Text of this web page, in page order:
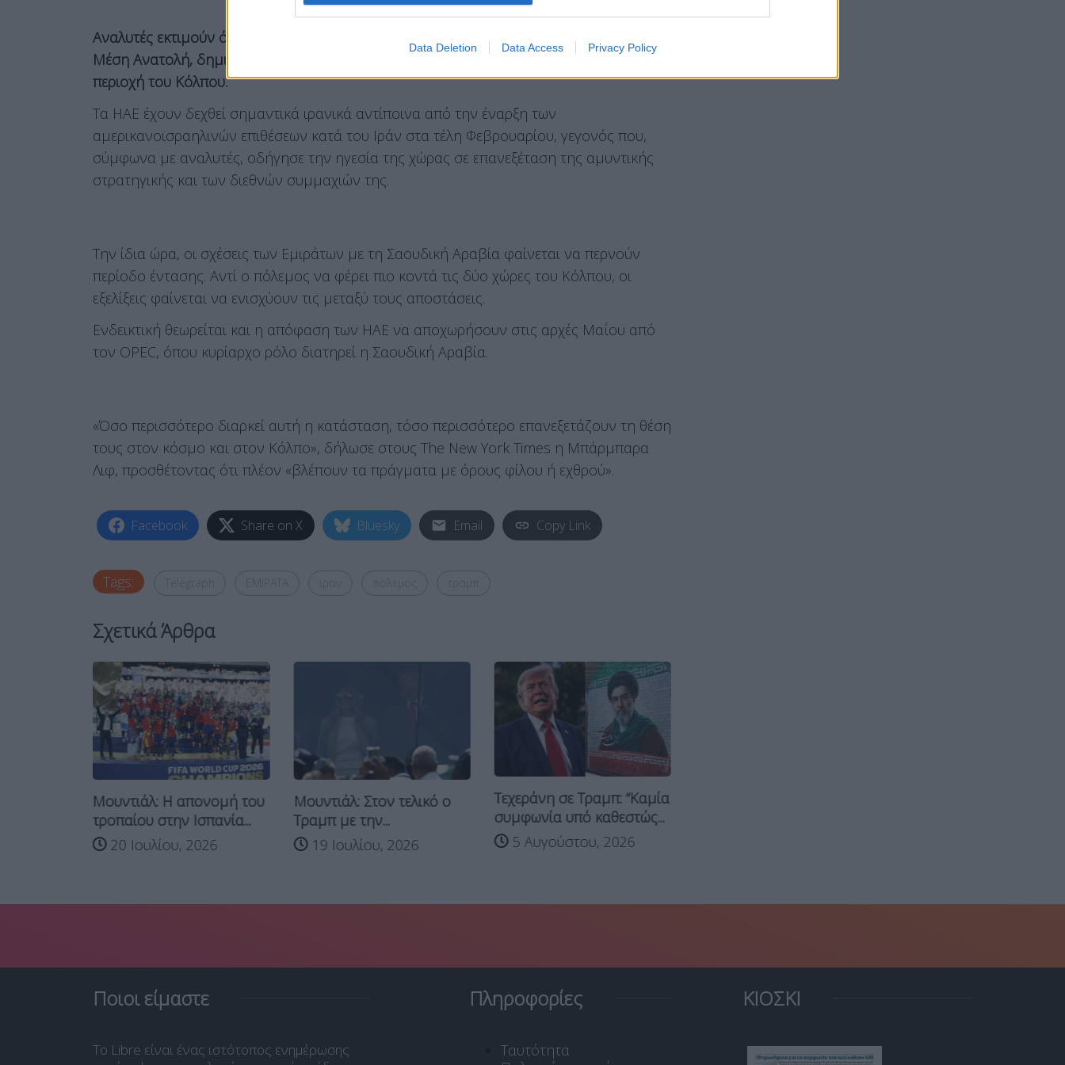
Data Deletion Data Access Privacy Policy
Αναλυτές εκτιμούν ότι οι εξελίξεις επιταχύνουν τις γεωπολιτικές ανακατατάξεις στη
Μέση Ανατολή, δημιουργώντας νέους άξονες ισχύος και βαθύτερες διαιρέσεις στην
περιοχή του Κόλπου.
Τα ΗΑΕ έχουν δεχθεί σημαντικά ιρανικά αντίποινα από την έναρξη των
αμερικανοϊσραηλινών επιθέσεων κατά του Ιράν στα τέλη Φεβρουαρίου, γεγονός που,
σύμφωνα με αναλυτές, οδήγησε την ηγεσία της χώρας σε επανεξέταση της αμυντικής
στρατηγικής και των διεθνών συμμαχιών της.
Την ίδια ώρα, οι σχέσεις των Εμιράτων με τη Σαουδική Αραβία φαίνεται να περνούν
περίοδο έντασης. Αντί ο πόλεμος να φέρει πιο κοντά τις δύο χώρες του Κόλπου, οι
εξελίξεις φαίνεται να ενισχύουν τις μεταξύ τους αποστάσεις.
Ενδεικτική θεωρείται και η απόφαση των ΗΑΕ να αποχωρήσουν στις αρχές Μαΐου από
τον OPEC, όπου κυρίαρχο ρόλο διατηρεί η Σαουδική Αραβία.
«Όσο περισσότερο διαρκεί αυτή η κατάσταση, τόσο περισσότερο επανεξετάζουν τη θέση
τους στον κόσμο και στον Κόλπο», δήλωσε στους The New York Times η Μπάρμπαρα
Λιφ, προσθέτοντας ότι πλέον «βλέπουν τα πράγματα με όρους φίλου ή εχθρού».
Facebook Share on X Bluesky Email Copy Link
Tags:
Σχετικά Άρθρα
Μουντιάλ: Η απονομή του
τροπαίου στην Ισπανία...
20 Ιουλίου, 2026
Μουντιάλ: Στον τελικό ο
Τραμπ με την...
19 Ιουλίου, 2026
Τεχεράνη σε Τραμπ: “Καμία
συμφωνία υπό καθεστώς...
5 Αυγούστου, 2026
Ποιοι είμαστε
Το Libre είναι ένας ιστότοπος ενημέρωσης
Πληροφορίες
Ταυτότητα
ΚΙΟΣΚΙ